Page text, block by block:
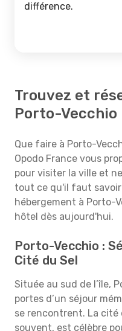
différence.
Trouvez et
Porto-Vecchio
Que faire à Porto-
Opodo France vous
pour visiter la ville et
tout ce qu'il faut
hébergement à Porto-
hôtel dès aujourd'hui.
Porto-Vecchio :
Cité du Sel
Située au sud de l’île,
portes d’un séjour
se rencontrent. La cité
souvent, est célèbre